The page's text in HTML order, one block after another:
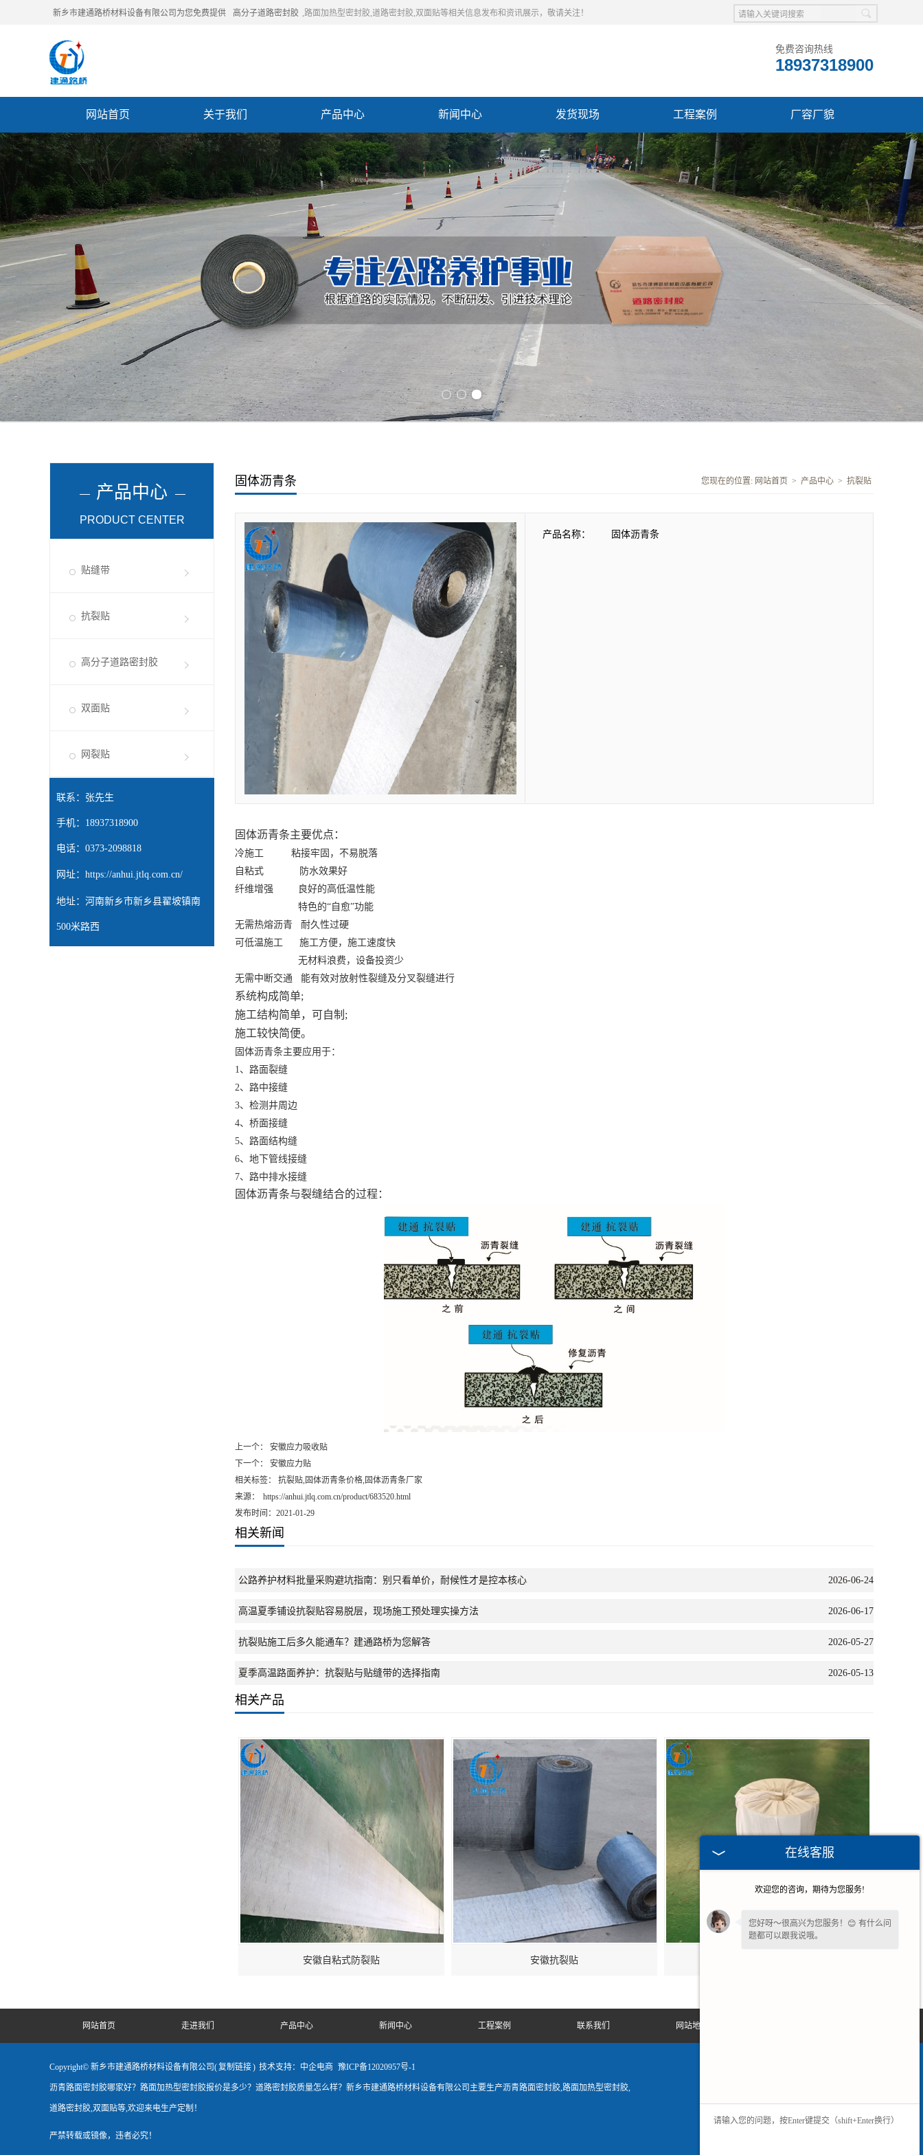
新乡市建通路桥材料设备有限公司为您免费提供 高分子道路密封胶 ,路面加热型密封胶,道路密封胶,双面贴等相关信息发布和资讯展示，敬请关注！
免费咨询热线
18937318900
网站首页 关于我们 产品中心 新闻中心 发货现场 工程案例 厂容厂貌
联系我们
产品中心
PRODUCT CENTER
贴缝带
抗裂贴
高分子道路密封胶
双面贴
网裂贴
联系：张先生
手机：18937318900
电话：0373-2098818
网址： https://anhui.jtlq.com.cn/
地址：河南新乡市新乡县翟坡镇南
500米路西
固体沥青条 您现在的位置: 网站首页 > 产品中心 > 抗裂贴
产品名称： 固体沥青条
固体沥青条主要优点 ：
冷施工
粘接牢固，不易脱落
自粘式
防水效果好
纤维增强
良好的高低温性能
特色的“自愈”功能
无需热熔沥青
耐久性过硬
可低温施工
施工方便，施工速度快
无材料浪费，设备投资少
无需中断交通
能有效对放射性裂缝及分叉裂缝进行
系统构成简单;
施工结构简单，可自制 ;
施工较快简便。
固体沥青条主要应用于：
1、路面裂缝
2、路中接缝
3、检测井周边
4、桥面接缝
5、路面结构缝
6、地下管线接缝
7、路中排水接缝
固体沥青条与裂缝结合的过程：
上一个：
安徽应力吸收贴
下一个：
安徽应力贴
相关标签： 抗裂贴,固体沥青条价格,固体沥青条厂家
来源：
https://anhui.jtlq.com.cn/product/683520.html
发布时间：2021-01-29
相关新闻
公路养护材料批量采购避坑指南：别只看单价，耐候性才是控本核心 2026-06-24
高温夏季铺设抗裂贴容易脱层，现场施工预处理实操方法 2026-06-17
抗裂贴施工后多久能通车？建通路桥为您解答 2026-05-27
夏季高温路面养护：抗裂贴与贴缝带的选择指南 2026-05-13
相关产品
安徽自粘式防裂贴 安徽抗裂贴
网站首页 走进我们 产品中心 新闻中心 工程案例 联系我们 网站地图
Copyright© 新乡市建通路桥材料设备有限公司(复制链接) 技术支持：中企电商 豫ICP备12020957号-1
沥青路面密封胶哪家好？路面加热型密封胶报价是多少？道路密封胶质量怎么样？新乡市建通路桥材料设备有限公司主要生产沥青路面密封胶,路面加热型密封胶,
道路密封胶,双面贴等,欢迎来电生产定制！
严禁转载或镜像，违者必究！
在线客服
欢迎您的咨询，期待为您服务!
您好呀～很高兴为您服务！😊 有什么问
题都可以跟我说哦。